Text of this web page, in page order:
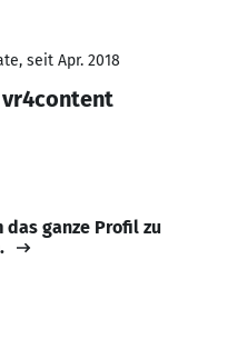
seit Apr. 2018
vr4content
das ganze Profil zu